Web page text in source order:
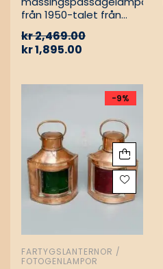
från 1950-talet från
kr2,469.00
kr1,895.00
-9%
FARTYGSLANTERNOR /
FOTOGENLAMPOR